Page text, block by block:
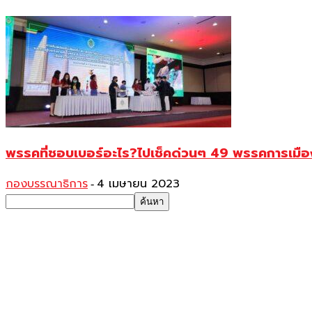
พรรคที่ชอบเบอร์อะไร?ไปเช็คด่วนๆ 49 พรรคการเมื
กองบรรณาธิการ - 4 เมษายน 2023